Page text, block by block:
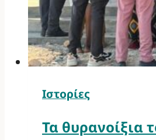
Ιστορίες
Τα θυρανοίξια